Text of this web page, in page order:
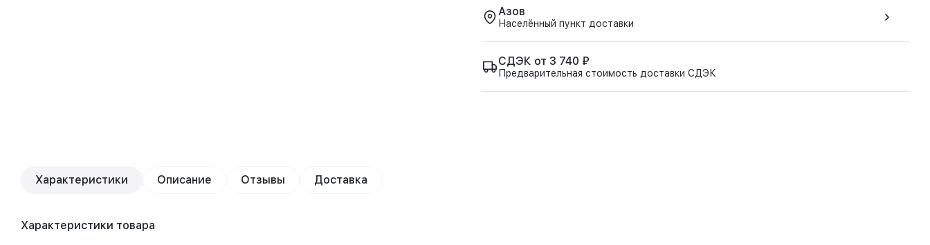
Азов
Населённый пункт доставки
СДЭК от 3 740 ₽
Предварительная стоимость доставки СДЭК
Характеристики Описание Отзывы Доставка
Характеристики товара